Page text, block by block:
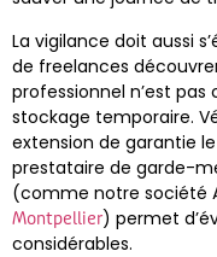
La vigilance doit aussi
de freelances
professionnel n’est
stockage temporaire.
extension de garantie
prestataire de garde-
(comme notre société
Montpellier) permet
considérables.